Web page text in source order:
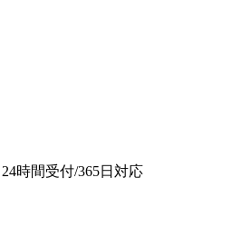
時間受付/365日対応